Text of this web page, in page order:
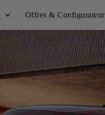
Offres & Configurateur